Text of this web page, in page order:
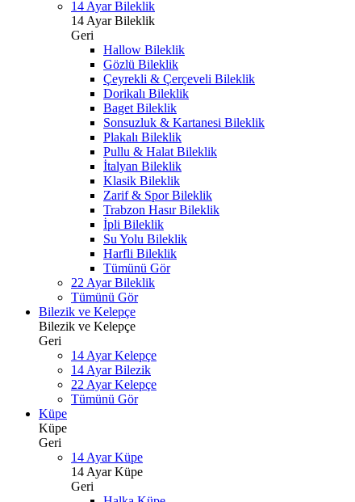
14 Ayar Bileklik
14 Ayar Bileklik
Geri
Hallow Bileklik
Gözlü Bileklik
Çeyrekli & Çerçeveli Bileklik
Dorikalı Bileklik
Baget Bileklik
Sonsuzluk & Kartanesi Bileklik
Plakalı Bileklik
Pullu & Halat Bileklik
İtalyan Bileklik
Klasik Bileklik
Zarif & Spor Bileklik
Trabzon Hasır Bileklik
İpli Bileklik
Su Yolu Bileklik
Harfli Bileklik
Tümünü Gör
22 Ayar Bileklik
Tümünü Gör
Bilezik ve Kelepçe
Bilezik ve Kelepçe
Geri
14 Ayar Kelepçe
14 Ayar Bilezik
22 Ayar Kelepçe
Tümünü Gör
Küpe
Küpe
Geri
14 Ayar Küpe
14 Ayar Küpe
Geri